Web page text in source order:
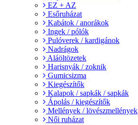
EZ + AZ
Esőruházat
Kabátok / anorákok
Ingek / pólók
Pulóverek / kardigánok
Nadrágok
Aláöltözetek
Harisnyák / zoknik
Gumicsizma
Kiegészítők
Kalapok / sapkák / sapkák
Ápolás / kiegészítők
Mellények / lövészmellények
Női ruházat